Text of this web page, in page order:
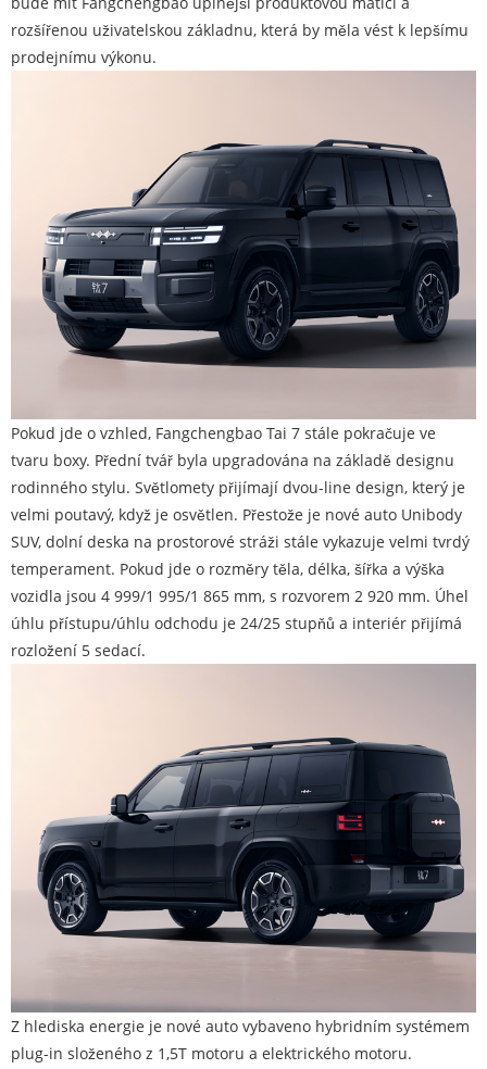
rozšířenou uživatelskou základnu, která by měla vést k lepšímu
prodejnímu výkonu.
Pokud jde o vzhled, Fangchengbao Tai 7 stále pokračuje ve
tvaru boxy. Přední tvář byla upgradována na základě designu
rodinného stylu. Světlomety přijímají dvou-line design, který je
velmi poutavý, když je osvětlen. Přestože je nové auto Unibody
SUV, dolní deska na prostorové stráži stále vykazuje velmi tvrdý
temperament. Pokud jde o rozměry těla, délka, šířka a výška
vozidla jsou 4 999/1 995/1 865 mm, s rozvorem 2 920 mm. Úhel
úhlu přístupu/úhlu odchodu je 24/25 stupňů a interiér přijímá
rozložení 5 sedací.
Z hlediska energie je nové auto vybaveno hybridním systémem
plug-in složeného z 1,5T motoru a elektrického motoru.